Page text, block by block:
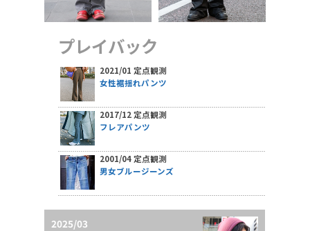
プレイバック
2021/01 定点観測
女性裾揺れパンツ
2017/12 定点観測
フレアパンツ
2001/04 定点観測
男女ブルージーンズ
2025/03